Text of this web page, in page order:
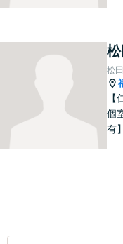
中
い
提
す
松
個
有
う